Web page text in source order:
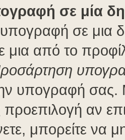
σε μία
υπογραφή σε μια
μια από το
υπογραφή σας.
αν
μπορείτε να